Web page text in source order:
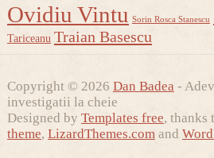
Ovidiu Vintu Sorin Rosca Stanescu
Tariceanu Traian Basescu
Copyright © 2026 Dan Badea -
investigatii la cheie
Designed by Templates free, thanks
theme, LizardThemes.comand